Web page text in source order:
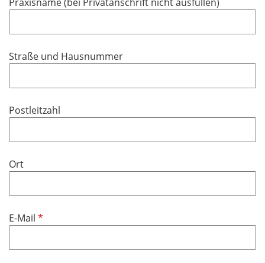
e
d
Straße und Hausnummer
Postleitzahl
Ort
E-Mail P